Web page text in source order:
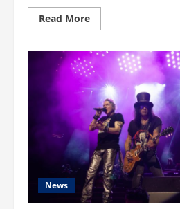
เซส”
เล่น
สด
ครั้ง
ใน
ชีวิต!
Read MoreRead
more
ตัว
ตน
สะท้อน
ความ
คิด!
ผ่าน
พลัง
คำ
พูด
3
สมาชิก
GUNS
N’
ROSES
ก่อน
ไป
News